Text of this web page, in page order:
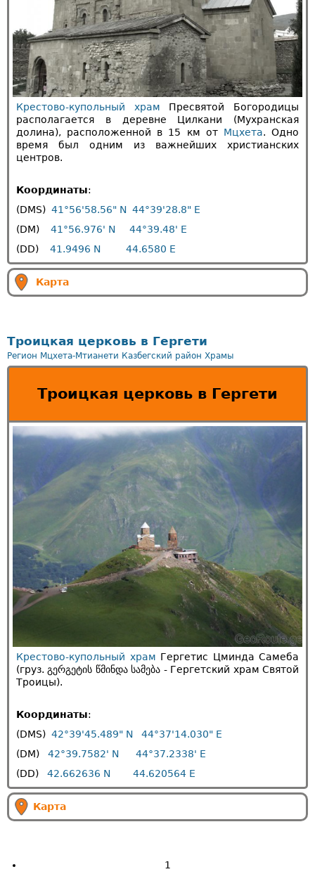
Крестово-купольный храм Пресвятой Богородицы
располагается в деревне Цилкани (Мухранская
долина), расположенной в 15 км от Мцхета. Одно
время был одним из важнейших христианских
центров.
Координаты:
(DMS) 41°56'58.56" N 44°39'28.8" E
(DM) 41°56.976' N
44°39.48' E
(DD) 41.9496 N 44.6580 E
Карта
Троицкая церковь в Гергети
Регион Мцхета-Мтианети Казбегский район Храмы
Троицкая церковь в Гергети
Крестово-купольный храм Гергетис Цминда Самеба
(груз. გერგეტის წმინდა სამება - Гергетский храм Святой
Троицы).
Координаты:
(DMS) 42°39'45.489" N
44°37'14.030" E
(DM) 42°39.7582' N
44°37.2338' E
(DD) 42.662636 N 44.620564 E
Карта
1